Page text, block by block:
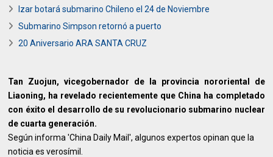
Izar botará submarino Chileno el 24 de Noviembre
Submarino Simpson retornó a puerto
20 Aniversario ARA SANTA CRUZ
Tan Zuojun, vicegobernador de la provincia nororiental de
Liaoning, ha revelado recientemente que China ha completado
con éxito el desarrollo de su revolucionario submarino nuclear
de cuarta generación.
Según informa 'China Daily Mail', algunos expertos opinan que la
noticia es verosímil.